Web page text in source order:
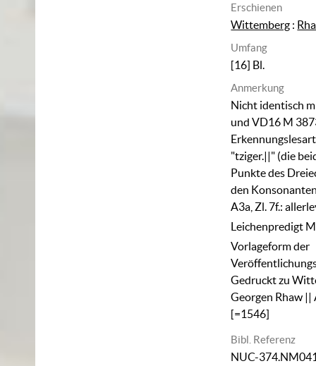
Erschienen
Wittemberg :
Umfang
[16] Bl.
Anmerkung
Nicht identisch
und VD16 M
"tziger.||" (die
Punkte des
den
A3a, Zl. 7f.:
Leichenpredigt
Vorlageform der
Gedruckt zu
Georgen Rhaw ||
[=1546]
Bibl. Referenz
NUC-